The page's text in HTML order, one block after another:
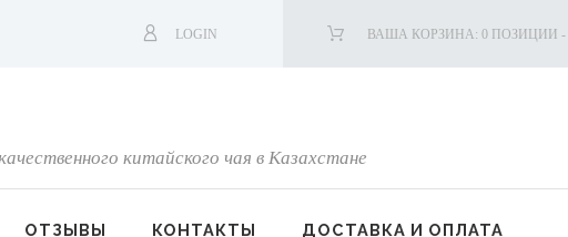
LOGIN ВАША КОРЗИНА: 0 ПОЗИЦИИ -
китайского чая в Казахстане
ОТЗЫВЫ КОНТАКТЫ ДОСТАВКА И ОПЛАТА